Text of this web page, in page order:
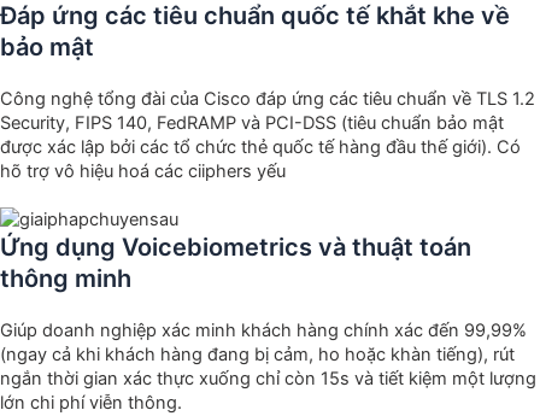
Đáp ứng các tiêu chuẩn quốc tế khắt khe về
bảo mật
Công nghệ tổng đài của Cisco đáp ứng các tiêu chuẩn về TLS 1.2
Security, FIPS 140, FedRAMP và PCI-DSS (tiêu chuẩn bảo mật
được xác lập bởi các tổ chức thẻ quốc tế hàng đầu thế giới). Có
hõ trợ vô hiệu hoá các ciiphers yếu
Ứng dụng Voicebiometrics và thuật toán
thông minh
Giúp doanh nghiệp xác minh khách hàng chính xác đến 99,99%
(ngay cả khi khách hàng đang bị cảm, ho hoặc khàn tiếng), rút
ngắn thời gian xác thực xuống chỉ còn 15s và tiết kiệm một lượng
lớn chi phí viễn thông.